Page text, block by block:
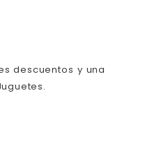
descuentos y una